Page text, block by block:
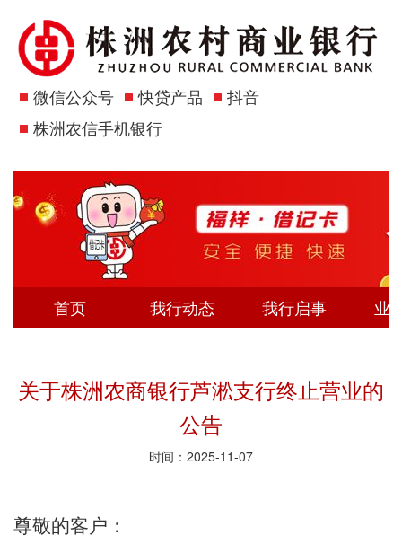
微信公众号 快贷产品
抖音
株洲农信手机银行
首页 我行动态 我行启事 业
关于株洲农商银行芦淞支行终止营业的
公告
时间：2025-11-07
尊敬的客户：